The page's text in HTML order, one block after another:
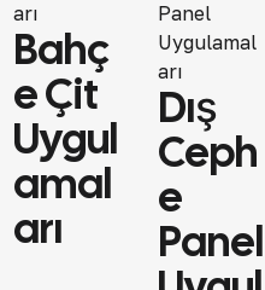
arı
Bahç
E Çit
Uygul
Amal
Arı
Panel
Uygulamal
arı
Dış
Ceph
E
Panel